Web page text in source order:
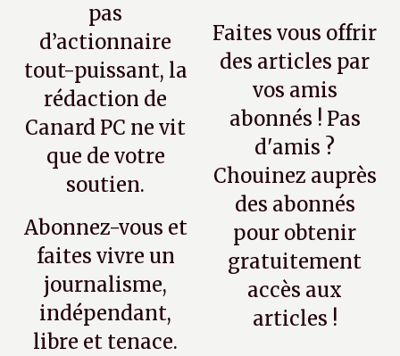
pas
d’actionnaire
tout-puissant, la
rédaction de
Canard PC ne vit
que de votre
soutien.
Abonnez-vous et
faites vivre un
journalisme,
indépendant,
libre et tenace.
Faites vous offrir
des articles par
vos amis
abonnés ! Pas
d'amis ?
Chouinez auprès
des abonnés
pour obtenir
gratuitement
accès aux
articles !